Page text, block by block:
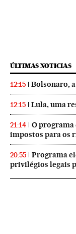
ÚLTIMAS NOTICIAS
12:15 Bolsonaro,
12:15 Lula, uma
21:14
O programa
impostos para os
20:55
Programa
privilégios legais